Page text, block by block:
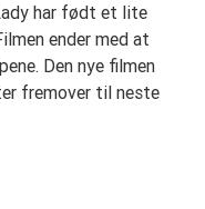
har født et lite
ender med at
Den nye filmen
fremover til neste